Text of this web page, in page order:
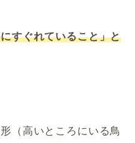
すぐれていること」と
（高いところにいる鳥